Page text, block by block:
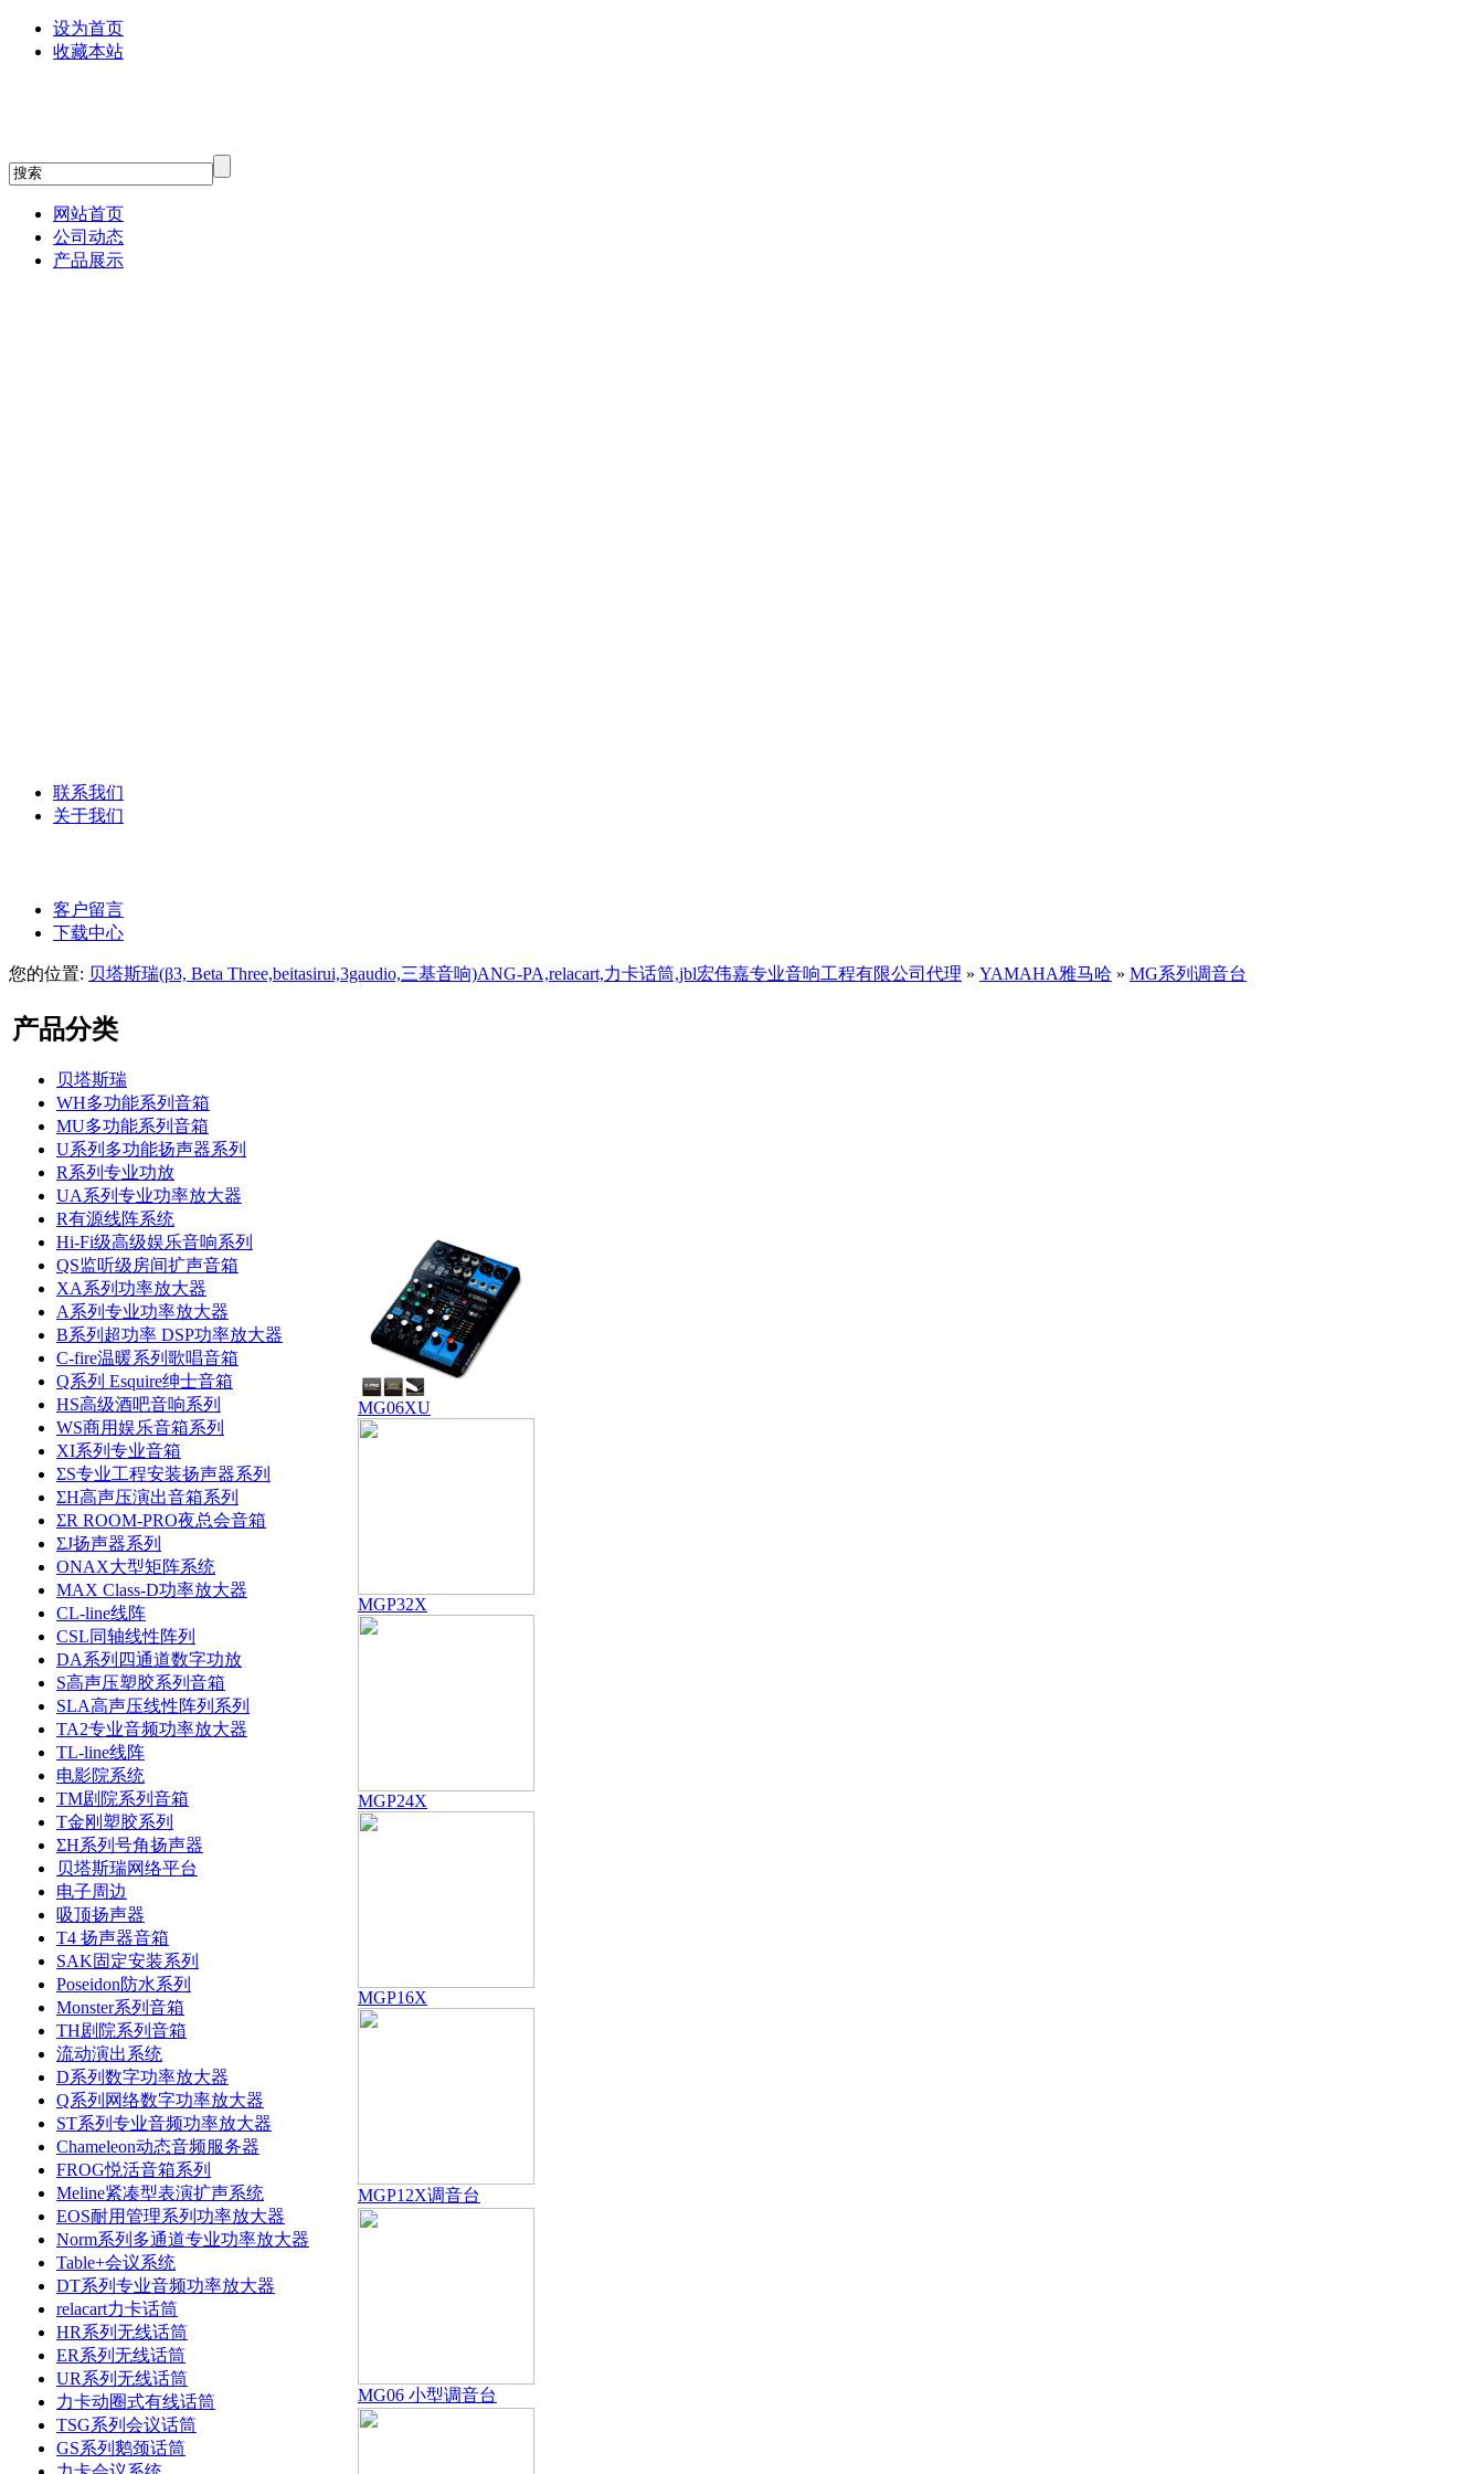
设为首页
收藏本站
网站首页
公司动态
产品展示
联系我们
关于我们
客户留言
下载中心
您的位置: 贝塔斯瑞(β3, Beta Three,beitasirui,3gaudio,三基音响)ANG-PA,relacart,力卡话筒,jbl宏伟嘉专业音响工程有限公司代理 » YAMAHA雅马哈 » MG系列调音台
产品分类
贝塔斯瑞
WH多功能系列音箱
MU多功能系列音箱
U系列多功能扬声器系列
R系列专业功放
UA系列专业功率放大器
R有源线阵系统
Hi-Fi级高级娱乐音响系列
QS监听级房间扩声音箱
XA系列功率放大器
A系列专业功率放大器
B系列超功率 DSP功率放大器
C-fire温暖系列歌唱音箱
Q系列 Esquire绅士音箱
HS高级酒吧音响系列
WS商用娱乐音箱系列
XI系列专业音箱
ΣS专业工程安装扬声器系列
ΣH高声压演出音箱系列
ΣR ROOM-PRO夜总会音箱
ΣJ扬声器系列
ONAX大型矩阵系统
MAX Class-D功率放大器
CL-line线阵
CSL同轴线性阵列
DA系列四通道数字功放
S高声压塑胶系列音箱
SLA高声压线性阵列系列
TA2专业音频功率放大器
TL-line线阵
电影院系统
TM剧院系列音箱
T金刚塑胶系列
ΣH系列号角扬声器
贝塔斯瑞网络平台
电子周边
吸顶扬声器
T4 扬声器音箱
SAK固定安装系列
Poseidon防水系列
Monster系列音箱
TH剧院系列音箱
流动演出系统
D系列数字功率放大器
Q系列网络数字功率放大器
ST系列专业音频功率放大器
Chameleon动态音频服务器
FROG悦活音箱系列
Meline紧凑型表演扩声系统
EOS耐用管理系列功率放大器
Norm系列多通道专业功率放大器
Table+会议系统
DT系列专业音频功率放大器
relacart力卡话筒
HR系列无线话筒
ER系列无线话筒
UR系列无线话筒
力卡动圈式有线话筒
TSG系列会议话筒
GS系列鹅颈话筒
MG06XU
MGP32X
MGP24X
MGP16X
MGP12X调音台
MG06 小型调音台